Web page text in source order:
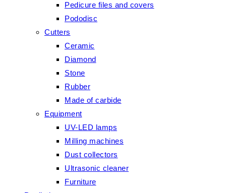
Pedicure files and covers
Pododisc
Cutters
Ceramic
Diamond
Stone
Rubber
Made of carbide
Equipment
UV-LED lamps
Milling machines
Dust collectors
Ultrasonic cleaner
Furniture